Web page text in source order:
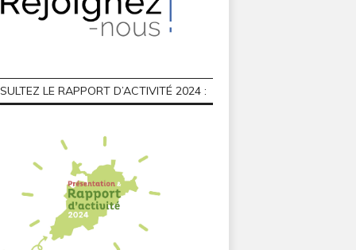
LE RAPPORT D’ACTIVITÉ 2024 :